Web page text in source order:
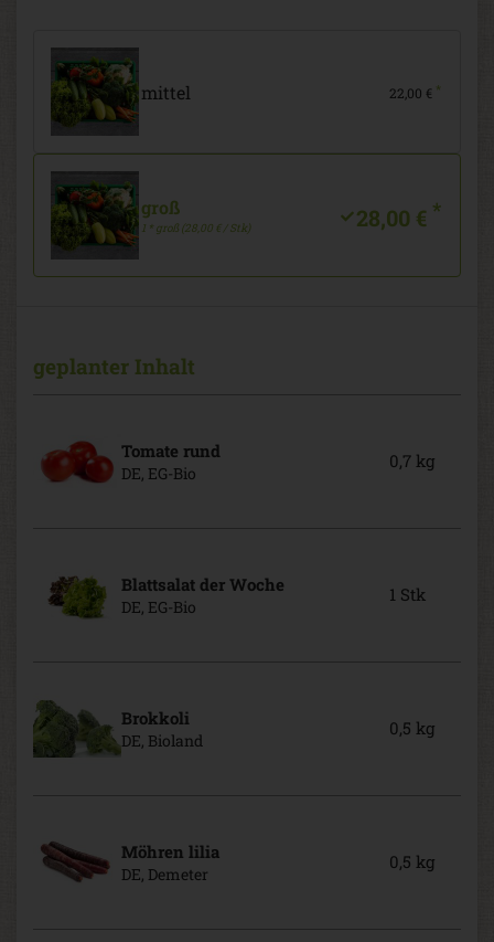
mittel 22,00 € *
groß
1 * groß (28,00 € / Stk) 28,00 € *
geplanter Inhalt
Tomate rund
DE, EG-Bio
0,7 kg
Blattsalat der Woche
DE, EG-Bio
1 Stk
Brokkoli
DE, Bioland
0,5 kg
Möhren lilia
DE, Demeter
0,5 kg